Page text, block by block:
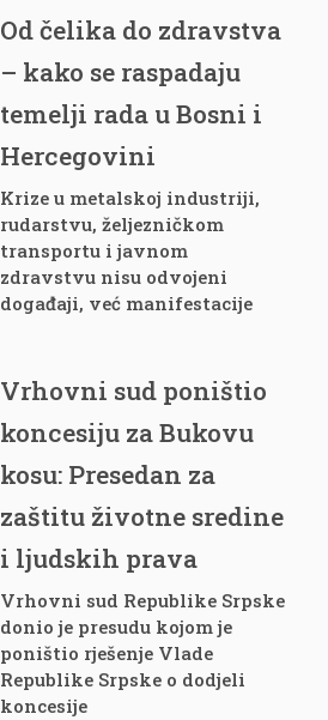
Od čelika do zdravstva
– kako se raspadaju
temelji rada u Bosni i
Hercegovini
Krize u metalskoj industriji,
rudarstvu, željezničkom
transportu i javnom
zdravstvu nisu odvojeni
događaji, već manifestacije
Vrhovni sud poništio
koncesiju za Bukovu
kosu: Presedan za
zaštitu životne sredine
i ljudskih prava
Vrhovni sud Republike Srpske
donio je presudu kojom je
poništio rješenje Vlade
Republike Srpske o dodjeli
koncesije